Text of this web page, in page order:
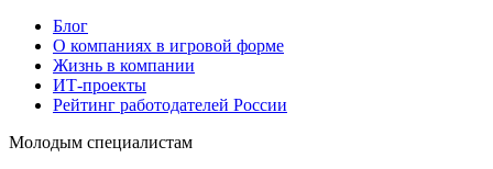
Блог
О компаниях в игровой форме
Жизнь в компании
ИТ-проекты
Рейтинг работодателей России
Молодым специалистам